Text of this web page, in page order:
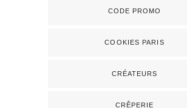
CODE PROMO
COOKIES PARIS
CRÉATEURS
CRÊPERIE